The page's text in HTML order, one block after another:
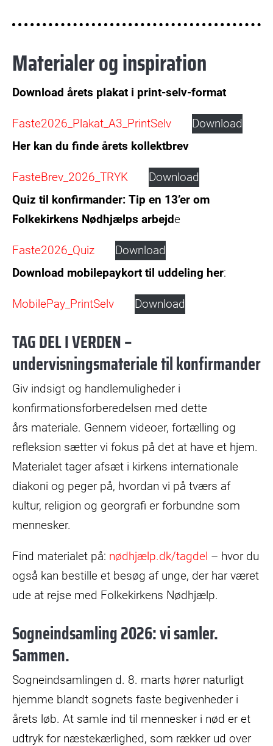
Materialer og inspiration
Download årets plakat i print-selv-format
Faste2026_Plakat_A3_PrintSelv
Download
Her kan du finde årets kollektbrev
FasteBrev_2026_TRYK
Download
Quiz til konfirmander: Tip en 13’er om
Folkekirkens Nødhjælps arbejde
Faste2026_Quiz
Download
Download mobilepaykort til uddeling her:
MobilePay_PrintSelv Download
TAG DEL I VERDEN –
undervisningsmateriale til konfirmander
Giv indsigt og handlemuligheder i
konfirmationsforberedelsen med dette
års materiale. Gennem videoer, fortælling og
refleksion sætter vi fokus på det at have et hjem.
Materialet tager afsæt i kirkens internationale
diakoni og peger på, hvordan vi på tværs af
kultur, religion og georgrafi er forbundne som
mennesker.
Find materialet på: nødhjælp.dk/tagdel – hvor du
også kan bestille et besøg af unge, der har været
ude at rejse med Folkekirkens Nødhjælp.
Sogneindsamling 2026: vi samler.
Sammen.
Sogneindsamlingen d. 8. marts hører naturligt
hjemme blandt sognets faste begivenheder i
årets løb. At samle ind til mennesker i nød er et
udtryk for næstekærlighed, som rækker ud over